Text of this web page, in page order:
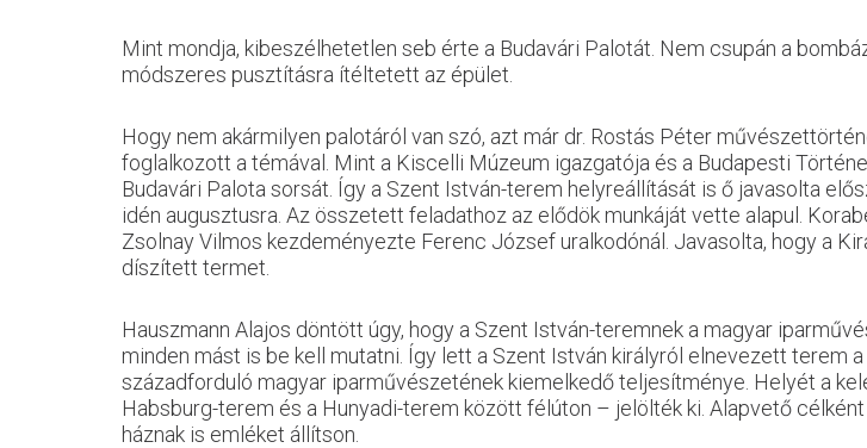
Mint mondja, kibeszélhetetlen seb érte a Budavári Palotát. Nem csupán a
módszeres pusztításra ítéltetett az épület.
Hogy nem akármilyen palotáról van szó, azt már dr. Rostás Péter mű
foglalkozott a témával. Mint a Kiscelli Múzeum igazgatója és a Budapesti
Budavári Palota sorsát. Így a Szent István-terem helyreállítását is ő javasolta
idén augusztusra. Az összetett feladathoz az elődök munkáját vette alapul.
Zsolnay Vilmos kezdeményezte Ferenc József uralkodónál. Javasolta, hogy a
díszített termet.
Hauszmann Alajos döntött úgy, hogy a Szent István-teremnek a magyar
minden mást is be kell mutatni. Így lett a Szent István királyról elnevezett terem
századforduló magyar iparművészetének kiemelkedő teljesítménye. Helyét a
Habsburg-terem és a Hunyadi-terem között félúton – jelölték ki. Alapvető
háznak is emléket állítson.